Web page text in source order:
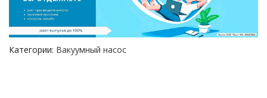
Категории: Вакуумный насос